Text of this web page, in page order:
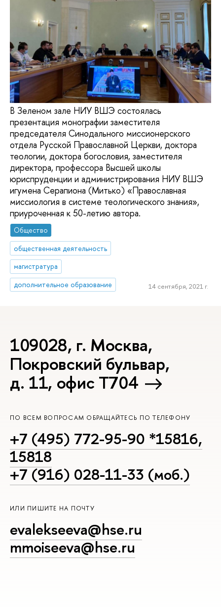
В Зеленом зале НИУ ВШЭ состоялась
презентация монографии заместителя
председателя Синодального миссионерского
отдела Русской Православной Церкви, доктора
теологии, доктора богословия, заместителя
директора, профессора Высшей школы
юриспруденции и администрирования НИУ ВШЭ
игумена Серапиона (Митько) «Православная
миссиология в системе теологического знания»,
приуроченная к 50-летию автора.
Общество
общественная деятельность
магистратура
дополнительное образование
14 сентября, 2021 г.
109028, г. Москва,
Покровский бульвар,
д. 11, офис Т704
ПО ВСЕМ ВОПРОСАМ ОБРАЩАЙТЕСЬ ПО ТЕЛЕФОНУ
+7 (495) 772-95-90 *15816,
15818
+7 (916) 028-11-33 (моб.)
ИЛИ ПИШИТЕ НА ПОЧТУ
evalekseeva@hse.ru
mmoiseeva@hse.ru